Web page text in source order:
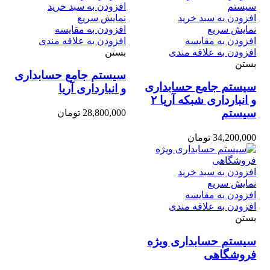
افزودن به سبد خرید
نمایش سریع
افزودن به مقایسه
افزودن به علاقه مندی
بستن
سیستم جامع حسابداری
و انبارداری شبکه آریا ۲
سیستم
34,200,000 تومان
افزودن به سبد خرید
نمایش سریع
افزودن به مقایسه
افزودن به علاقه مندی
بستن
سیستم جامع حسابداری
و انبارداری آریا
28,800,000 تومان
افزودن به سبد خرید
نمایش سریع
افزودن به مقایسه
افزودن به علاقه مندی
بستن
سیستم حسابداری ویژه
فروشگاهی